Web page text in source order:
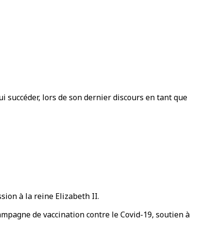
lors de son dernier discours en tant que
à la reine Elizabeth II.
de vaccination contre le Covid-19, soutien à